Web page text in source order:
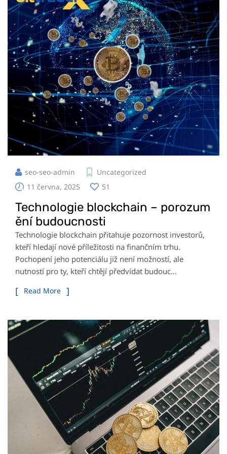
seo-seo-admin
Uncategorized
11 června, 2025
51
Technologie blockchain – porozum
ění budoucnosti
Technologie blockchain přitahuje pozornost investorů,
kteří hledají nové příležitosti na finančním trhu.
Pochopení jeho potenciálu již není možností, ale
nutností pro ty, kteří chtějí předvídat budouc...
Read More